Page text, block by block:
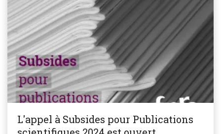
L'appel à Subsides pour Publications